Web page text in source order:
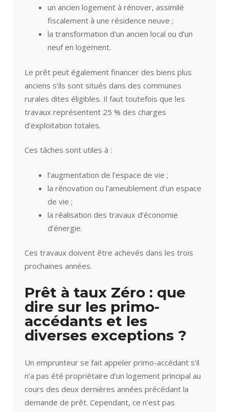
un ancien logement à rénover, assimilé
fiscalement à une résidence neuve ;
la transformation d’un ancien local ou d’un
neuf en logement.
Le prêt peut également financer des biens plus
anciens s’ils sont situés dans des communes
rurales dites éligibles. Il faut toutefois que les
travaux représentent 25 % des charges
d’exploitation totales.
Ces tâches sont utiles à :
l’augmentation de l’espace de vie ;
la rénovation ou l’ameublement d’un espace
de vie ;
la réalisation des travaux d’économie
d’énergie.
Ces travaux doivent être achevés dans les trois
prochaines années.
Prêt à taux Zéro : que
dire sur les primo-
accédants et les
diverses exceptions ?
Un emprunteur se fait appeler primo-accédant s’il
n’a pas été propriétaire d’un logement principal au
cours des deux dernières années précédant la
demande de prêt. Cependant, ce n’est pas